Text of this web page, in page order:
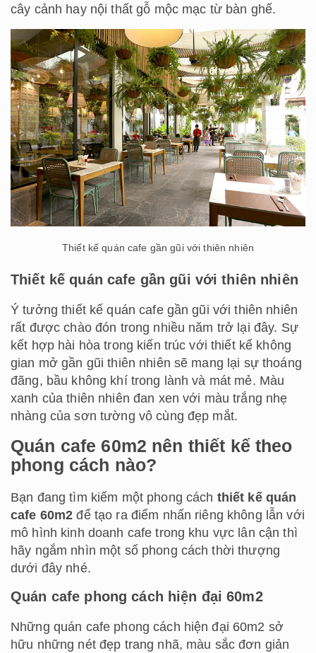
cây cảnh hay nội thất gỗ mộc mạc từ bàn ghế.
Thiết kế quán cafe gần gũi với thiên nhiên
Thiết kế quán cafe gần gũi với thiên nhiên
Ý tưởng thiết kế quán cafe gần gũi với thiên nhiên
rất được chào đón trong nhiều năm trở lại đây. Sự
kết hợp hài hòa trong kiến trúc với thiết kế không
gian mở gần gũi thiên nhiên sẽ mang lại sự thoáng
đãng, bầu không khí trong lành và mát mẻ. Màu
xanh của thiên nhiên đan xen với màu trắng nhẹ
nhàng của sơn tường vô cùng đẹp mắt.
Quán cafe 60m2 nên thiết kế theo
phong cách nào?
Bạn đang tìm kiếm một phong cách thiết kế quán
cafe 60m2 để tạo ra điểm nhấn riêng không lẫn với
mô hình kinh doanh cafe trong khu vực lân cận thì
hãy ngắm nhìn một số phong cách thời thượng
dưới đây nhé.
Quán cafe phong cách hiện đại 60m2
Những quán cafe phong cách hiện đại 60m2 sở
hữu những nét đẹp trang nhã, màu sắc đơn giản